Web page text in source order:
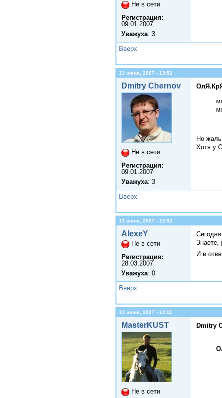
Не в сети
Регистрация:
09.01.2007
Уважуха: 3
Вверх
13 июня, 2007 - 13:52
Dmitry Chernov
Не в сети
Регистрация:
09.01.2007
Уважуха: 3
Но
Хотя у
Вверх
13 июня, 2007 - 13:52
AlexeY
Не в сети
Регистрация:
28.03.2007
Уважуха: 0
Знаете,
И в
Вверх
13 июня, 2007 - 14:11
MasterKUST
Не в сети
Dmitry